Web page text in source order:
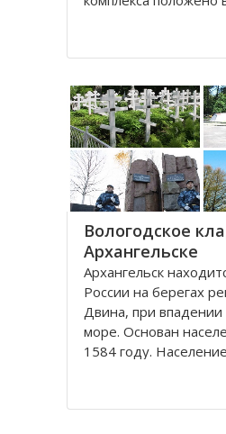
себе две функции:
Архангельск на тот
крупным
Вологодское
Архангельске
Архангельск
России на берегах
Двина, при
море. Основан
1584 году.
порт. На территории